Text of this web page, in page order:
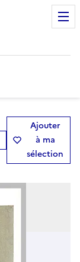
Ajouter
à ma
sélection